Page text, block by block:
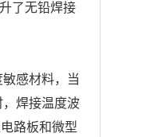
了无铅焊接
感材料，当
焊接温度波
路板和微型